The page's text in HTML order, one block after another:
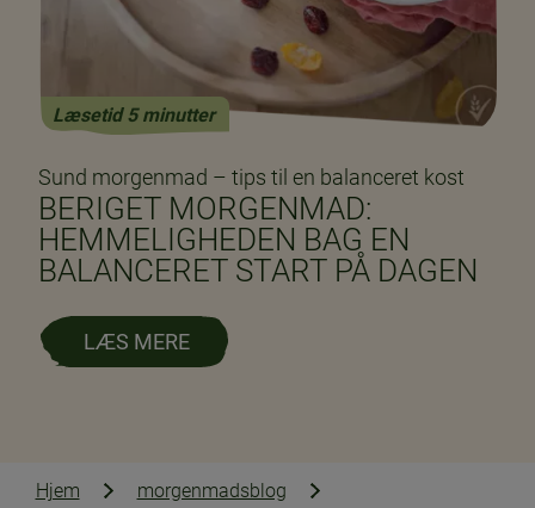
Læsetid 5 minutter
Sund morgenmad – tips til en balanceret kost
BERIGET MORGENMAD:
HEMMELIGHEDEN BAG EN
BALANCERET START PÅ DAGEN
LÆS MERE
Hjem
morgenmadsblog​